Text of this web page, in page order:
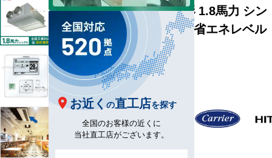
ビルトイン形 1.8馬力 シン
グル 省エネ [省エネレベル
2]
型
番
B45-S1
メ
ー
カ
お近く の直工店を探す
全国のお客様の近くに
当社直工店がございます。